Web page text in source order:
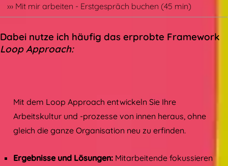
Mit mir arbeiten - Erstgespräch buchen (45 min)
Dabei nutze ich häufig das erprobte Framework
Loop Approach:
Mit dem Loop Approach entwickeln Sie Ihre
Arbeitskultur und -prozesse von innen heraus, ohne
gleich die ganze Organisation neu zu erfinden.
Ergebnisse und Lösungen:Mitarbeitende fokussieren